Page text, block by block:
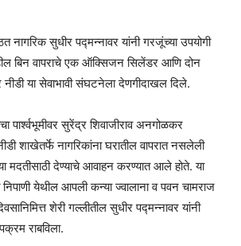
नागरिक सुधीर पद्मन्नावर यांनी गरजूंच्या उपयोगी
बिन वापराचे एक ऑक्सिजन सिलेंडर आणि दोन
या सेवाभावी संघटनेला देणगीदाखल दिले.
पार्श्वभूमीवर सुरेंद्र शिवाजीराव अनगोळकर
शाखेतर्फे नागरिकांना घरातील वापरात नसलेली
मदतीसाठी देण्याचे आवाहन करण्यात आले होते. या
येथील आपली कन्या ज्वालाना व पवन चामराज
शेरी गल्लीतील सुधीर पद्मन्नावर यांनी
राबविला.